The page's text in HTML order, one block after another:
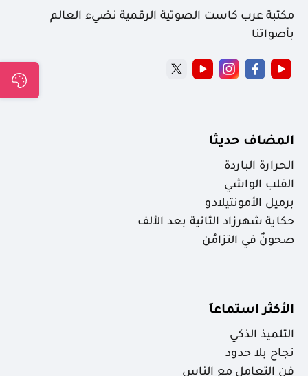
مكتبة عرب كاست الصوتية الرقمية نضيء العالم
بأصواتنا
المضاف حديثا
الحرارة الباردة
القلب الواشي
برميل الأمونتيلادو
حكاية شهرزاد الثانية بعد الألف
صحونٌ في التزامُن
الأكثر استماعاَ
التلميذ الذكي
نجاح بلا حدود
فن التعامل مع الناس